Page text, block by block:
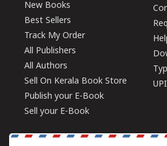
New Books
Best Sellers
Track My Order
All Publishers
All Authors
Sell On Kerala Book Store
Publish your E-Book
Sell your E-Book